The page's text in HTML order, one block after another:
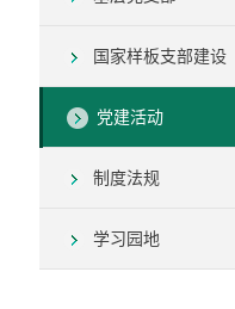
国家样板支部建设
党建活动
制度法规
学习园地